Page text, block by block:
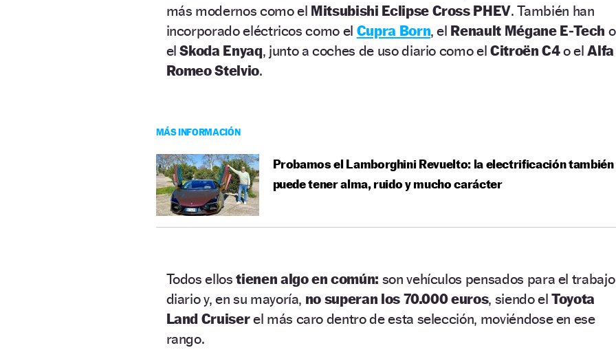
más modernos como el Mitsubishi Eclipse Cross PHEV. También han
incorporado eléctricos como el Cupra Born, el Renault Mégane E‑Tech o
elSkoda Enyaq, junto a coches de uso diario como el Citroën C4o elAlfa
Romeo Stelvio.
MÁS INFORMACIÓN
Probamos el Lamborghini Revuelto: la electrificación también
puede tener alma, ruido y mucho carácter
Todos ellostienen algo en común: son vehículos pensados para el trabajo
diario y, en su mayoría, no superan los 70.000 euros, siendo elToyota
Land Cruiserel más caro dentro de esta selección, moviéndose en ese
rango.